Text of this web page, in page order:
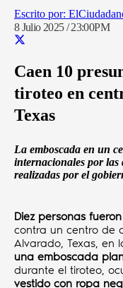
8 Julio 2025 / 23:00PM
Caen 10
tiroteo en
Texas
La emboscada en un
internacionales por las
realizadas por el
Diez personas
contra un centro de
Alvarado, Texas, en
una emboscada
durante el tiroteo,
vestido con ropa